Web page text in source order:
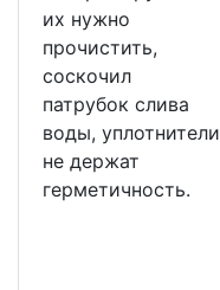
их нужно
прочистить,
соскочил
патрубок слива
воды, уплотнители
не держат
герметичность.